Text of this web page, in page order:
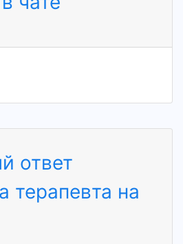
ответ
терапевта на